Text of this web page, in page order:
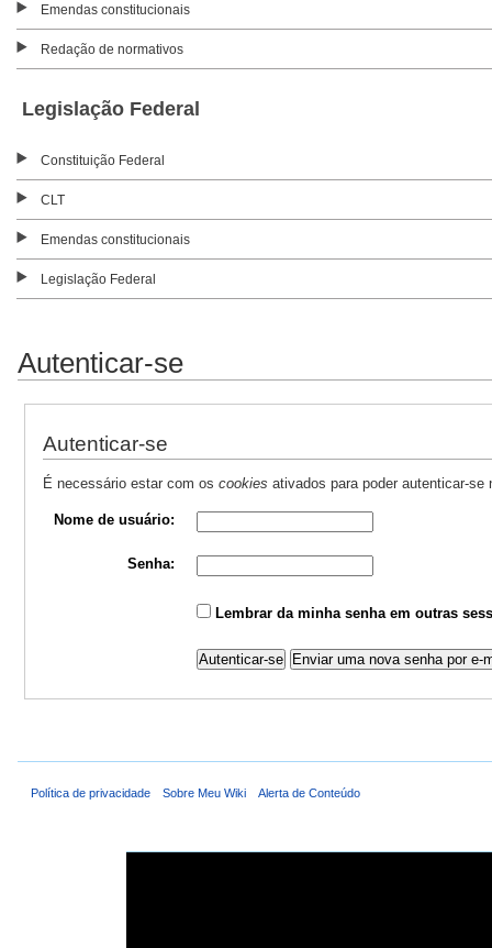
Emendas constitucionais
Redação de normativos
Legislação Federal
Constituição Federal
CLT
Emendas constitucionais
Legislação Federal
Autenticar-se
Autenticar-se
É necessário estar com os cookies ativados para poder autenticar-se
Nome de usuário:
Senha:
Lembrar da minha senha em outras
Política de privacidade Sobre Meu Wiki Alerta de Conteúdo